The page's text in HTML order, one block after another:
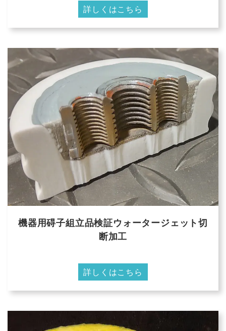
詳しくはこちら
機器用碍子組立品検証ウォータージェット切
断加工
詳しくはこちら